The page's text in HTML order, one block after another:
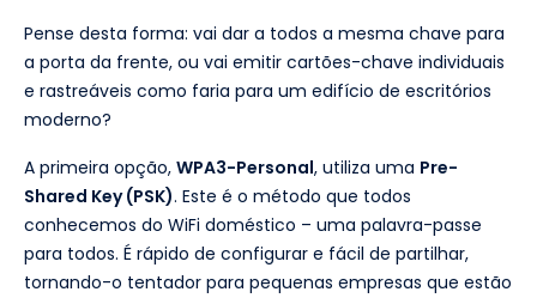
Pense desta forma: vai dar a todos a mesma chave para
a porta da frente, ou vai emitir cartões-chave individuais
e rastreáveis como faria para um edifício de escritórios
moderno?
A primeira opção, WPA3-Personal, utiliza uma Pre-
Shared Key (PSK). Este é o método que todos
conhecemos do WiFi doméstico – uma palavra-passe
para todos. É rápido de configurar e fácil de partilhar,
tornando-o tentador para pequenas empresas que estão